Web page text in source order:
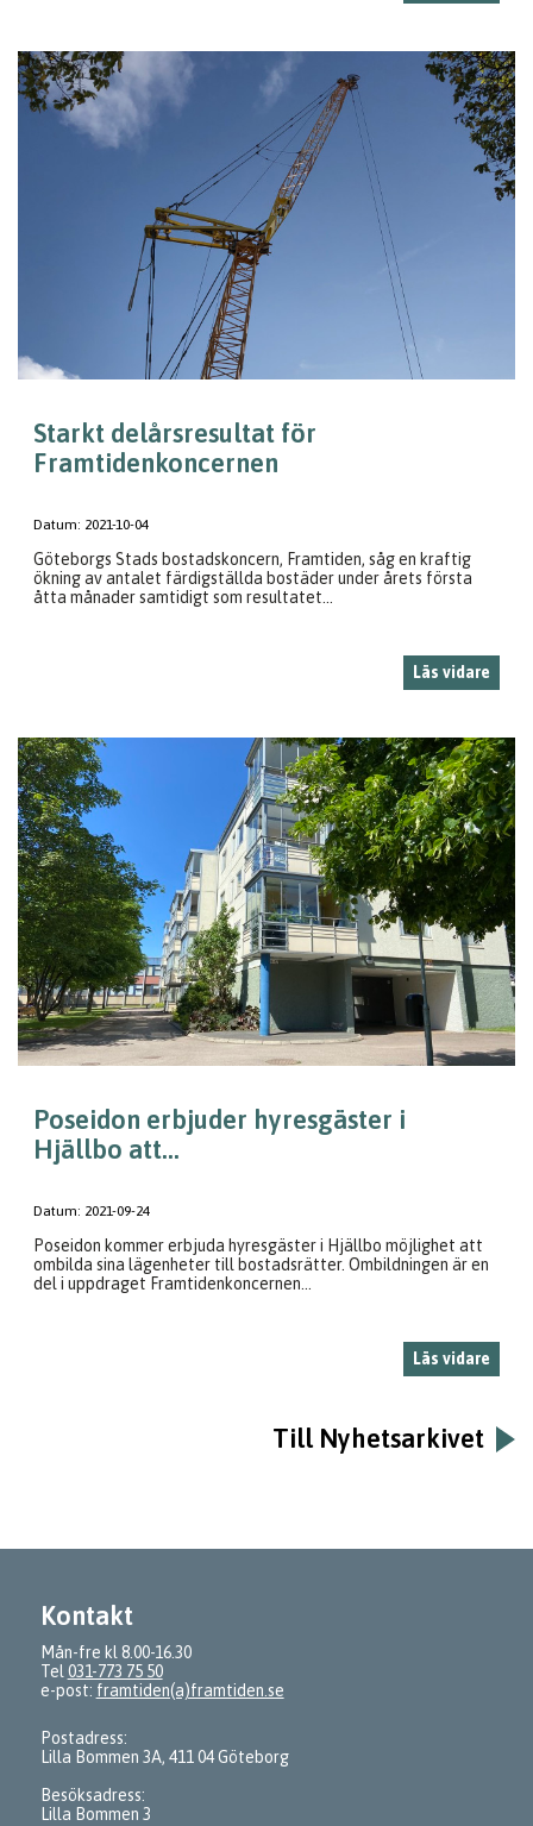
Starkt delårsresultat för
Framtidenkoncernen
Datum: 2021-10-04
Göteborgs Stads bostadskoncern, Framtiden, såg en kraftig
ökning av antalet färdigställda bostäder under årets första
åtta månader samtidigt som resultatet...
Läs vidare
Poseidon erbjuder hyresgäster i
Hjällbo att...
Datum: 2021-09-24
Poseidon kommer erbjuda hyresgäster i Hjällbo möjlighet att
ombilda sina lägenheter till bostadsrätter. Ombildningen är en
del i uppdraget Framtidenkoncernen...
Läs vidare
Till Nyhetsarkivet
Kontakt
Mån-fre kl 8.00-16.30
Tel 031-773 75 50
e-post: framtiden(a)framtiden.se
Postadress:
Lilla Bommen 3A, 411 04 Göteborg
Besöksadress:
Lilla Bommen 3